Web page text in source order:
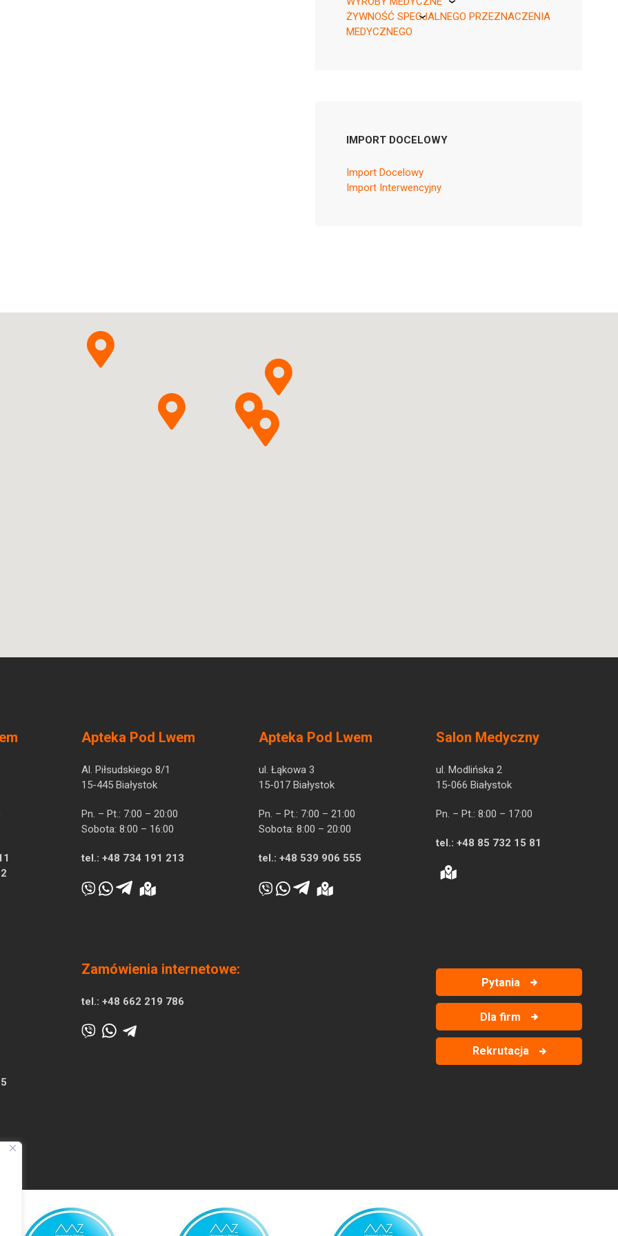
Farmaceutyczne "Polfa"
KikGel
ŻYWNOŚĆ SPECJALNEGO PRZEZNACZENIA
MEDYCZNEGO
IMPORT DOCELOWY
Import Docelowy
Import Interwencyjny
Apteka Pod Lwem
Al. Piłsudskiego 8/1
15-445 Białystok
Pn. – Pt.: 7:00 – 20:00
Sobota: 8:00 – 16:00
tel.: +48 734 191 213
Apteka Pod Lwem
ul. Łąkowa 3
15-017 Białystok
Pn. – Pt.: 7:00 – 21:00
Sobota: 8:00 – 20:00
tel.: +48 539 906 555
Salon Medyczny
ul. Modlińska 2
15-066 Białystok
Pn. – Pt.: 8:00 – 17:00
tel.: +48 85 732 15 81
Zamówienia internetowe:
tel.: +48 662 219 786
Pytania
Dla firm
Rekrutacja